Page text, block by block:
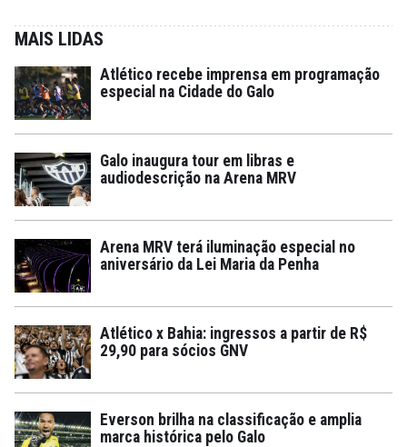
MAIS LIDAS
Atlético recebe imprensa em programação
especial na Cidade do Galo
Galo inaugura tour em libras e
audiodescrição na Arena MRV
Arena MRV terá iluminação especial no
aniversário da Lei Maria da Penha
Atlético x Bahia: ingressos a partir de R$
29,90 para sócios GNV
Everson brilha na classificação e amplia
marca histórica pelo Galo